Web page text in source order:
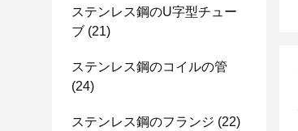
ステンレス鋼のU字型チュー
ブ (21)
ステンレス鋼のコイルの管
(24)
ステンレス鋼のフランジ (22)